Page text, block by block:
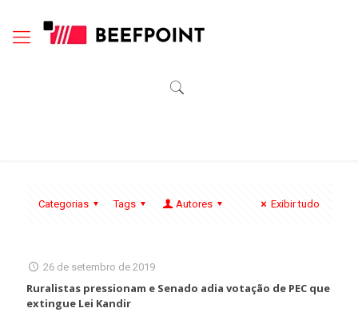
Categorias Tags Autores Exibir tudo
26 de setembro de 2019
Ruralistas pressionam e Senado adia votação de PEC que
extingue Lei Kandir